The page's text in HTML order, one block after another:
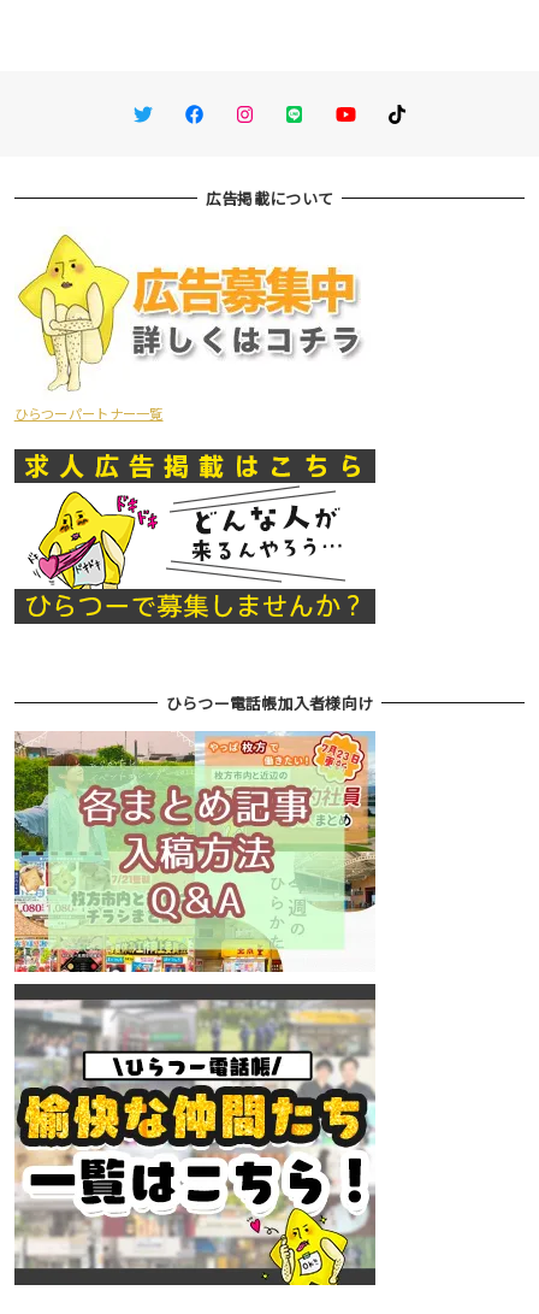
TwitterFacebookInstagram
LINE You TubeTikTok
広告掲載について
ひらつーパートナー一覧
ひらつー電話帳加入者様向け